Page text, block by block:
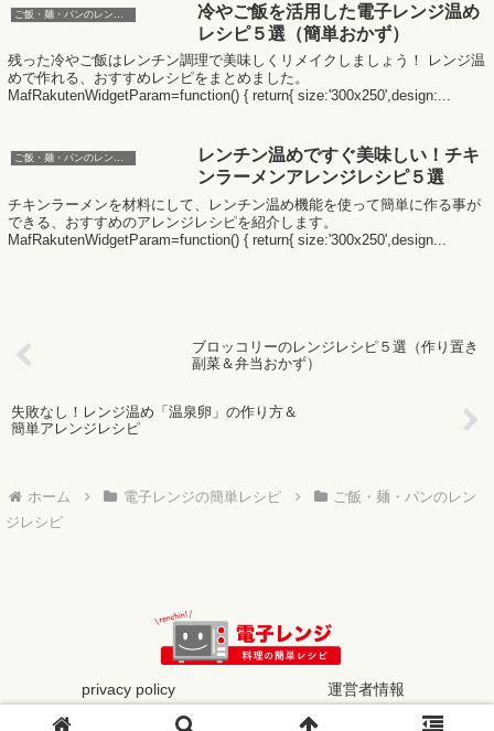
冷やご飯を活用した電子レンジ温め
レシピ５選（簡単おかず）
残った冷やご飯はレンチン調理で美味しくリメイクしましょう！ レンジ温
めで作れる、おすすめレシピをまとめました。
MafRakutenWidgetParam=function() { return{ size:'300x250',design:...
ご飯・麺・パンのレンジレシピ
レンチン温めですぐ美味しい！チキ
ンラーメンアレンジレシピ５選
チキンラーメンを材料にして、レンチン温め機能を使って簡単に作る事が
できる、おすすめのアレンジレシピを紹介します。
MafRakutenWidgetParam=function() { return{ size:'300x250',design...
ブロッコリーのレンジレシピ５選（作り置き
副菜＆弁当おかず）
失敗なし！レンジ温め「温泉卵」の作り方＆
簡単アレンジレシピ
ホーム 電子レンジの簡単レシピ
ご飯・麺・パンのレン
ジレシピ
privacy policy 運営者情報